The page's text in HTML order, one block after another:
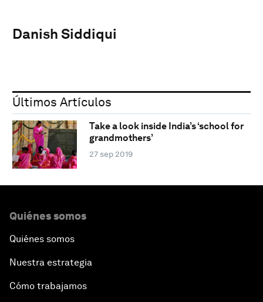
Danish Siddiqui
Últimos Artículos
Take a look inside India’s ‘school for
grandmothers’
27 sep 2019
Quiénes somos
Quiénes somos
Nuestra estrategia
Cómo trabajamos